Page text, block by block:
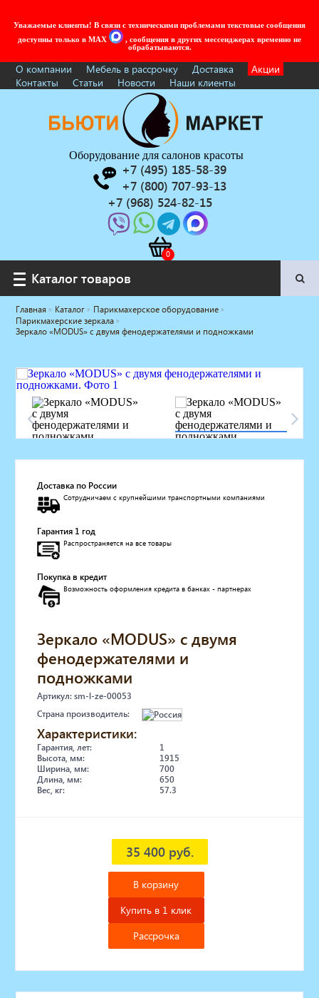
Уважаемые клиенты! В связи с техническими проблемами текстовые сообщения
доступны только в MAX
, сообщения в других мессенджерах временно не
обрабатываются.
О компании Мебель в рассрочку Доставка
Акции
Контакты
Статьи Новости Наши клиенты
Оборудование для салонов красоты
+7 (495) 185-58-39
+7 (800) 707-93-13
+7 (968) 524-82-15
Каталог товаров
Каталог товаров
Услуги под ключ
Мебель для барбершопа
Оборудование с регистрационным
удостоверением
Парикмахерское оборудование
Косметологическое оборудование
Маникюрное оборудование
Стерилизаторы
Оборудование для барбершопа
Оборудование для визажистов
Оборудование для нейл-бара
Мебель для холла
Солярии
Коллагенарий
Депиляция
Мебель в стиле Лофт
Главная Каталог
Парикмахерское оборудование
Парикмахерские зеркала
Зеркало «MODUS» с двумя фенодержателями и подножками
Доставка по России
Сотрудничаем с крупнейшими транспортными компаниями
Гарантия 1 год
Распространяется на все товары
Покупка в кредит
Возможность оформления кредита в банках - партнерах
Зеркало «MODUS» с двумя
фенодержателями и
подножками
Артикул: sm-l-ze-00053
Страна производитель:
Характеристики:
Гарантия, лет:
1
Высота, мм:
1915
Ширина, мм:
700
Длина, мм:
650
Вес, кг:
57.3
35 400 руб.
В корзину
Купить в 1 клик
Рассрочка